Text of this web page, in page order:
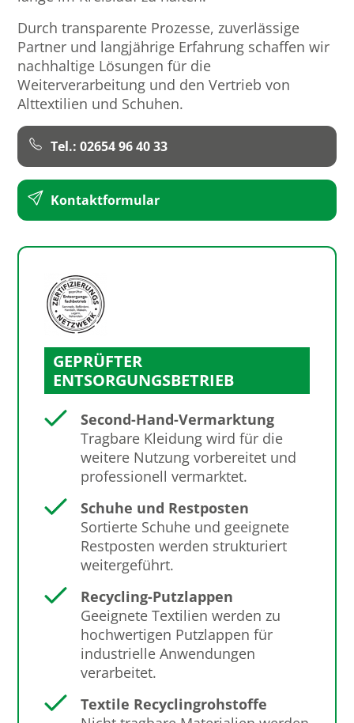
Durch transparente Prozesse, zuverlässige
Partner und langjährige Erfahrung schaffen wir
nachhaltige Lösungen für die
Weiterverarbeitung und den Vertrieb von
Alttextilien und Schuhen.
Tel.: 02654 96 40 33
Kontaktformular
GEPRÜFTER
ENTSORGUNGSBETRIEB
Second-Hand-Vermarktung
Tragbare Kleidung wird für die
weitere Nutzung vorbereitet und
professionell vermarktet.
Schuhe und Restposten
Sortierte Schuhe und geeignete
Restposten werden strukturiert
weitergeführt.
Recycling-Putzlappen
Geeignete Textilien werden zu
hochwertigen Putzlappen für
industrielle Anwendungen
verarbeitet.
Textile Recyclingrohstoffe